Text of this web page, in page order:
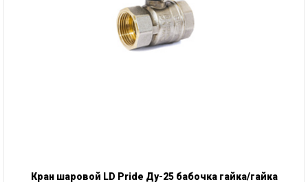
Кран шаровой LD Pride Ду-25 бабочка гайка/гайка